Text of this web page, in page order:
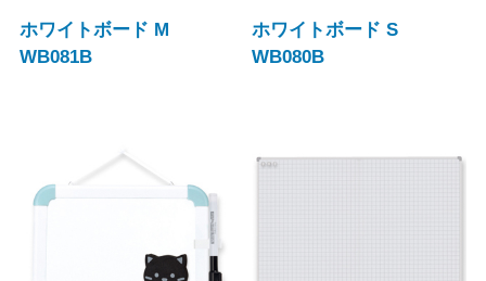
ホワイトボード M
WB081B
ホワイトボード S
WB080B